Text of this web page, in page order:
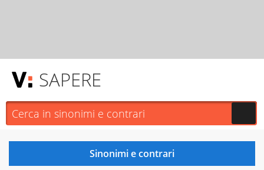
SAPERE